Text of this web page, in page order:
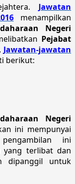
Jawatan
menampilkan
Negeri
Pejabat
. Jawatan-jawatan
berikut:
Negeri
ini mempunyai
ini
yang terlibat dan
dipanggil untuk